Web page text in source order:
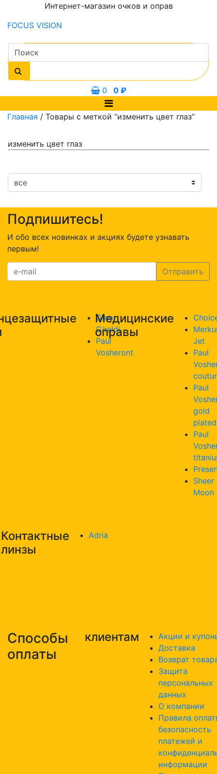
Интернет-магазин очков и оправ
FOCUS VISION
0 0 ₽
Главная / Товары с меткой “изменить цвет глаз”
изменить цвет глаз
Подпишитесь!
И обо всех новинках и акциях будете узнавать
первым!
Gino
Giraldi
Paul
Vosheront
Медицинские
оправы
Jet
Paul
Paul
gold
plated
Paul
Sheer
Moon
Контактные
линзы
Adria
Способы
оплаты
клиентам
Акции и
Доставка
Возврат
Защита
персональных
данных
О компании
Правила
безопасность
платежей и
информации